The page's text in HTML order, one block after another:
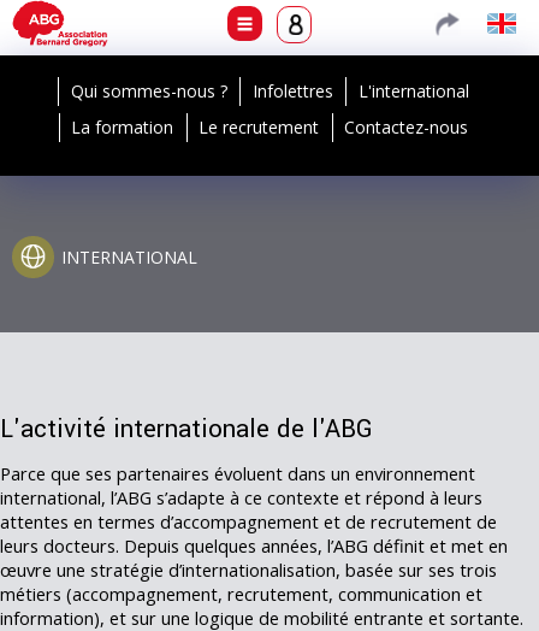
Qui sommes-nous ? Infolettres
L'international
La formation
Le recrutement Contactez-nous
INTERNATIONAL
L'activité internationale de l'ABG
Parce que ses partenaires évoluent dans un environnement
international, l’ABG s’adapte à ce contexte et répond à leurs
attentes en termes d’accompagnement et de recrutement de
leurs docteurs. Depuis quelques années, l’ABG définit et met en
œuvre une stratégie d’internationalisation, basée sur ses trois
métiers (accompagnement, recrutement, communication et
information), et sur une logique de mobilité entrante et sortante.